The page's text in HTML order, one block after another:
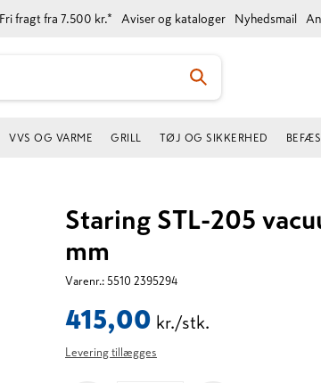
Fri fragt fra 7.500 kr.* Aviser og kataloger Nyhedsmail
VVS OG VARME GRILL TØJ OG SIKKERHED
Staring STL-205
mm
Varenr.: 5510 2395294
415,00 kr./stk.
Levering tillægges